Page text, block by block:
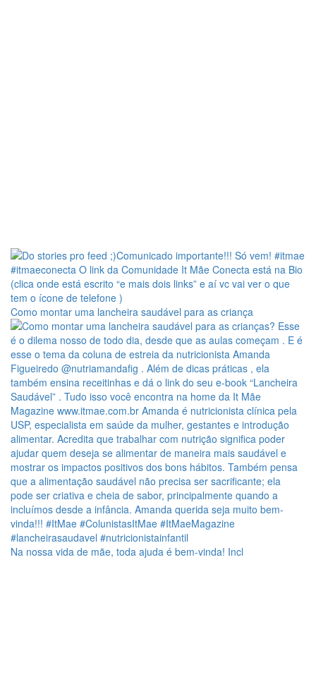
Como montar uma lancheira saudável para as criança
Na nossa vida de mãe, toda ajuda é bem-vinda! Incl